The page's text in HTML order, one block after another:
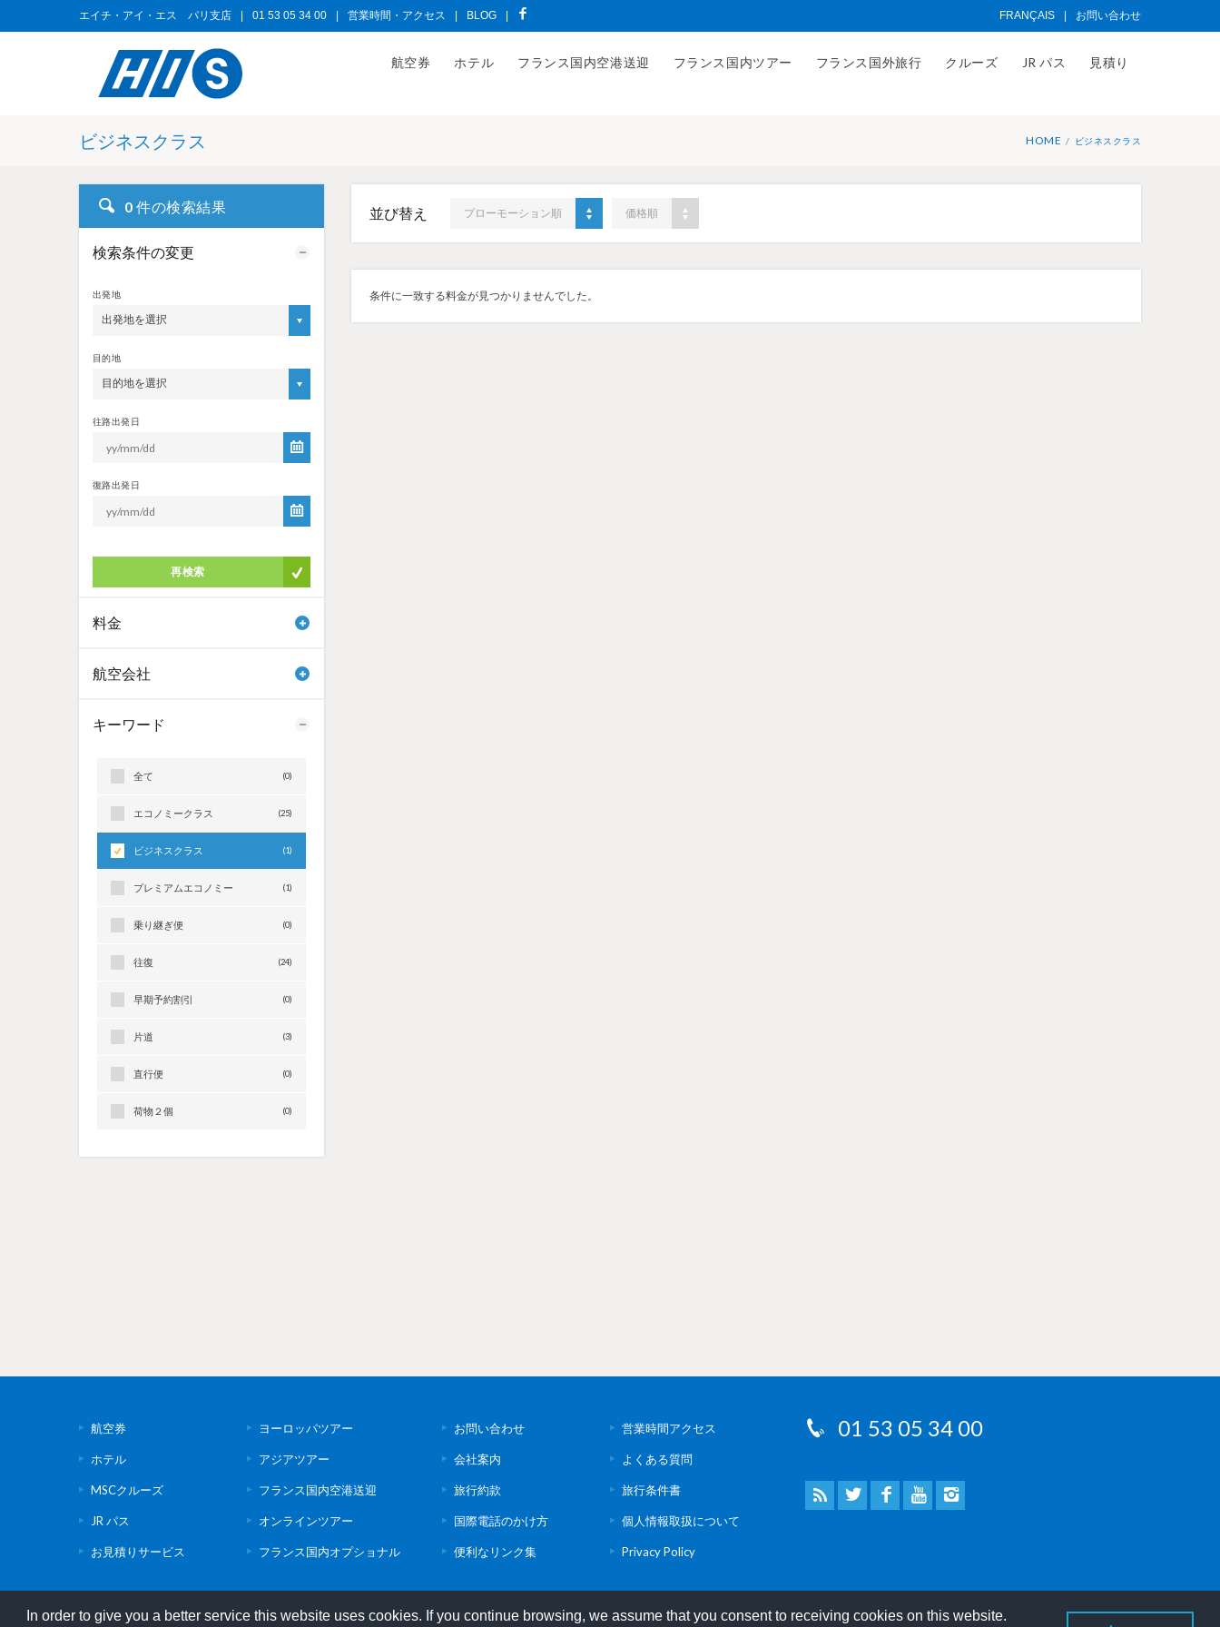
In order to give you a better service this website uses cookies. If you continue browsing, we assume that you consent to receiving cookies on this website.
エイチ・アイ・エス パリ支店 01 53 05 34 00 営業時間・アクセス BLOG FRANÇAIS お問い合わせ
航空券 ホテル フランス国内空港送迎 フランス国内ツアー フランス国外旅行 クルーズ JR パス 見積り
ビジネスクラス HOME ビジネスクラス
0 件の検索結果
検索条件の変更
出発地
出発地を選択
目的地
目的地を選択
往路出発日
復路出発日
再検索
料金
航空会社
キーワード
全て (0)
エコノミークラス (25)
ビジネスクラス (1)
プレミアムエコノミー (1)
乗り継ぎ便 (0)
往復 (24)
早期予約割引 (0)
片道 (3)
直行便 (0)
荷物２個 (0)
並び替え プローモーション順 価格順
条件に一致する料金が見つかりませんでした。
航空券 ヨーロッパツアー
ホテル アジアツアー
MSCクルーズ フランス国内空港送迎
JR パス オンラインツアー
お見積りサービス フランス国内オプショナル
お問い合わせ 営業時間アクセス
会社案内 よくある質問
旅行約款 旅行条件書
国際電話のかけ方 個人情報取扱について
便利なリンク集 Privacy Policy
01 53 05 34 00